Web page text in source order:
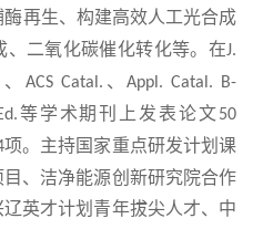
酶再生、构建高效人工光合成
、二氧化碳催化转化等。在J.
、 ACS Catal. 、Appl. Catal. B-
等学术期刊上发表论文50
项。主持国家重点研发计划课
、洁净能源创新研究院合作
英才计划青年拔尖人才、中